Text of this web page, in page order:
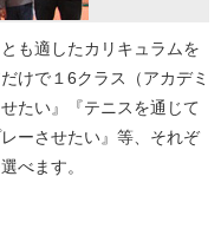
も適したカリキュラムを
けで１6クラス（アカデミ
たい』『テニスを通じて
ーさせたい』等、それぞ
べます。